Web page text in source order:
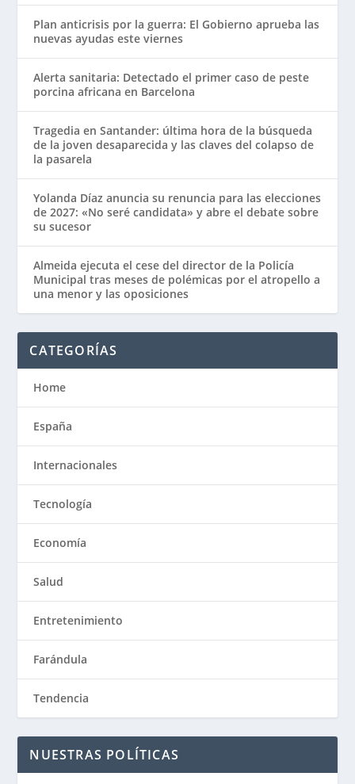
Plan anticrisis por la guerra: El Gobierno aprueba las
nuevas ayudas este viernes
Alerta sanitaria: Detectado el primer caso de peste
porcina africana en Barcelona
Tragedia en Santander: última hora de la búsqueda
de la joven desaparecida y las claves del colapso de
la pasarela
Yolanda Díaz anuncia su renuncia para las elecciones
de 2027: «No seré candidata» y abre el debate sobre
su sucesor
Almeida ejecuta el cese del director de la Policía
Municipal tras meses de polémicas por el atropello a
una menor y las oposiciones
CATEGORÍAS
Home
España
Internacionales
Tecnología
Economía
Salud
Entretenimiento
Farándula
Tendencia
NUESTRAS POLÍTICAS